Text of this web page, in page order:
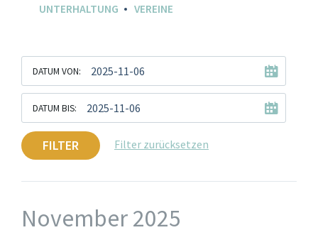
UNTERHALTUNG
VEREINE
DATUM VON:
DATUM BIS:
FILTER Filter zurücksetzen
November 2025